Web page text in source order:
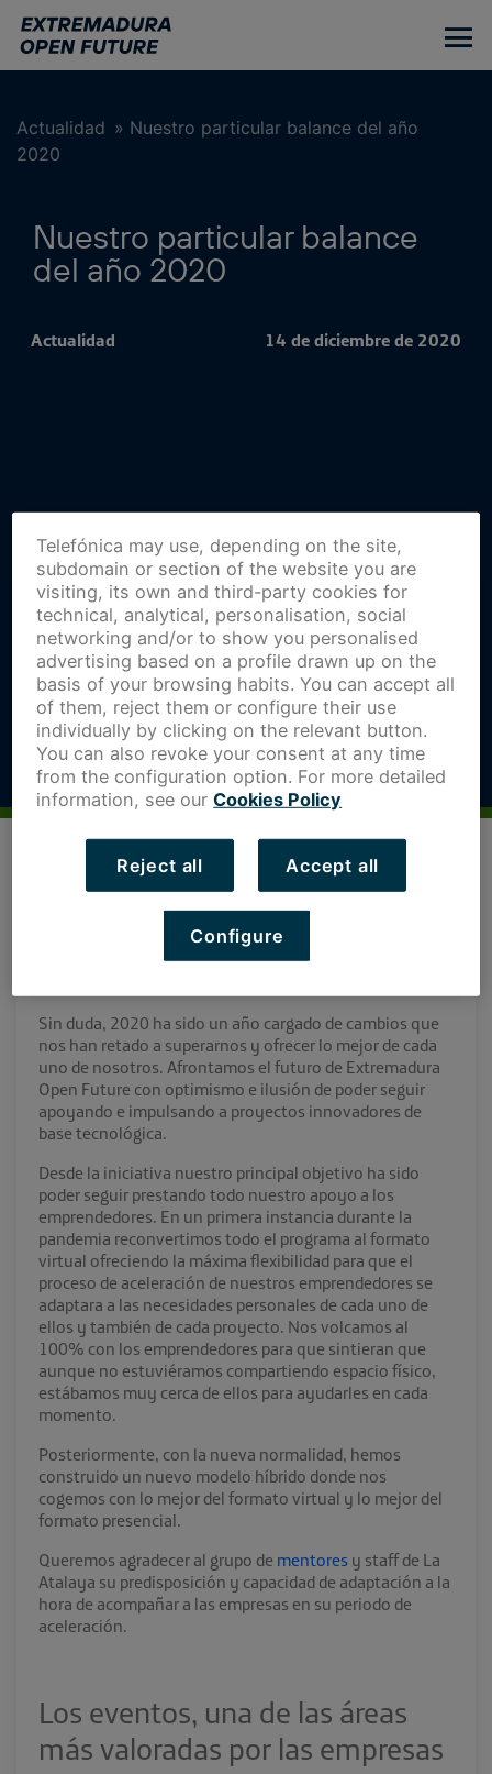
contenido
Actualidad » Nuestro particular balance del año
2020
Nuestro particular balance
del año 2020
Actualidad 14 de diciembre de 2020
Se acerca el cierre del año y desde La Atalaya queremos
hacer un balance de lo vivido a lo largo de estos doce
Sin duda, 2020 ha sido un año cargado de cambios que
nos han retado a superarnos y ofrecer lo mejor de cada
uno de nosotros. Afrontamos el futuro de Extremadura
Open Future con optimismo e ilusión de poder seguir
apoyando e impulsando a proyectos innovadores de
base tecnológica.
Desde la iniciativa nuestro principal objetivo ha sido
poder seguir prestando todo nuestro apoyo a los
emprendedores. En un primera instancia durante la
pandemia reconvertimos todo el programa al formato
virtual ofreciendo la máxima flexibilidad para que el
proceso de aceleración de nuestros emprendedores se
adaptara a las necesidades personales de cada uno de
ellos y también de cada proyecto. Nos volcamos al
100% con los emprendedores para que sintieran que
aunque no estuviéramos compartiendo espacio físico,
estábamos muy cerca de ellos para ayudarles en cada
momento.
Posteriormente, con la nueva normalidad, hemos
construido un nuevo modelo híbrido donde nos
cogemos con lo mejor del formato virtual y lo mejor del
formato presencial.
Queremos agradecer al grupo de mentores y staff de La
Atalaya su predisposición y capacidad de adaptación a la
hora de acompañar a las empresas en su periodo de
aceleración.
Los eventos, una de las áreas
más valoradas por las empresas
Telefónica may use, depending on the site,
subdomain or section of the website you are
visiting, its own and third-party cookies for
technical, analytical, personalisation, social
networking and/or to show you personalised
advertising based on a profile drawn up on the
basis of your browsing habits. You can accept all
of them, reject them or configure their use
individually by clicking on the relevant button.
You can also revoke your consent at any time
from the configuration option. For more detailed
information, see our Cookies Policy
Reject all Accept all
Configure